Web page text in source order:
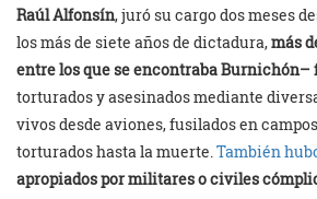
Raúl Alfonsín, juró su cargo dos meses
los más de siete años de dictadura,más
entre los que se encontraba Burnichón–
torturados y asesinados mediante
vivos desde aviones, fusilados en
torturados hasta la muerte.También
apropiados por militares o civiles